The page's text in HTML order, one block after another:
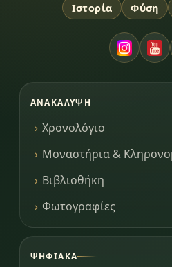
Ιστορία Φύση
ΑΝΑΚΆΛΥΨΗ
Χρονολόγιο
Μοναστήρια &
Βιβλιοθήκη
Φωτογραφίες
ΨΗΦΙΑΚΆ